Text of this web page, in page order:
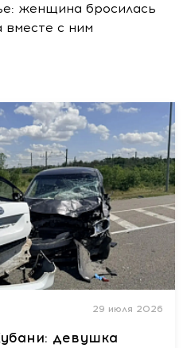
женщина бросилась
вместе с ним
29 июля 2026
девушка